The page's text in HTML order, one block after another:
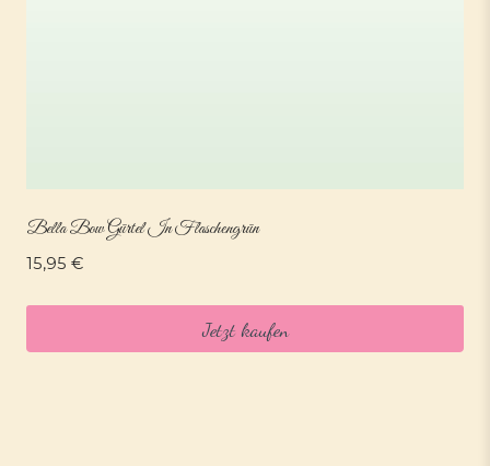
Bella Bow Gürtel In Flaschengrün
15,95 €
Jetzt kaufen